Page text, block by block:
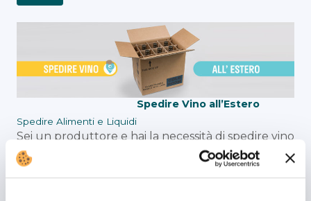
Spedire Alimenti e Liquidi
Spedire Vino all’Estero
Sei un produttore e hai la necessità di spedire vino
all’estero ai tuoi clienti internazionali o vuoi fare
un regalo gradito ai tuoi parenti…